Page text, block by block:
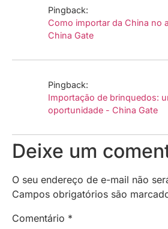
Pingback:
Como importar da China no
China Gate
Pingback:
Importação de brinquedos:
oportunidade - China Gate
Deixe um
O seu endereço de e-mail não
Campos obrigatórios são
Comentário *